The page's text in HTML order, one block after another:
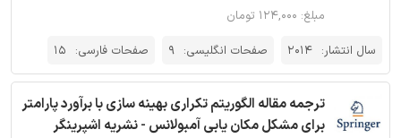
مبلغ: ۱۲۴,۰۰۰ تومان
سال انتشار: 2014 صفحات انگلیسی: 9 صفحات فارسی: 15
ترجمه مقاله الگوریتم تکراری بهینه سازی با برآورد پارامتر
برای مشکل مکان یابی آمبولانس - نشریه اشپرینگر